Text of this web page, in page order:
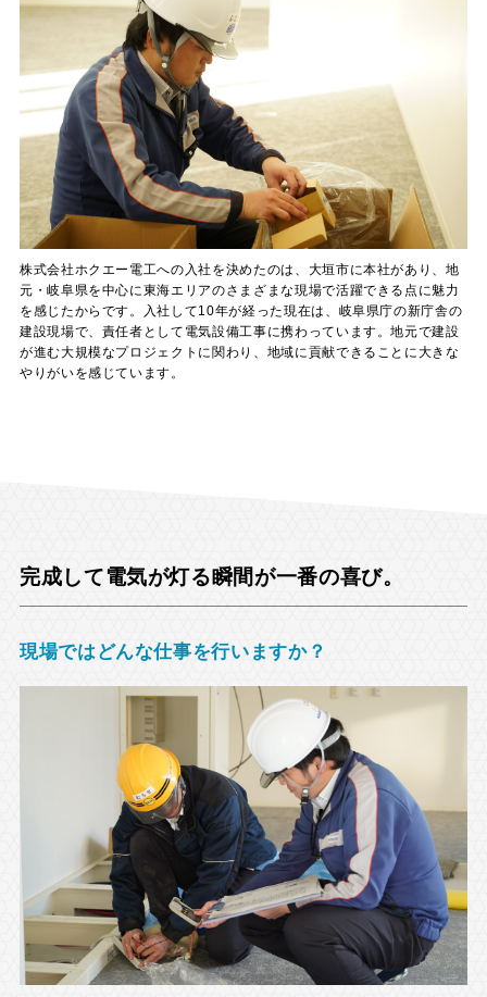
株式会社ホクエー電工への入社を決めたのは、大垣市に本社があり、地
元・岐阜県を中心に東海エリアのさまざまな現場で活躍できる点に魅力
を感じたからです。入社して10年が経った現在は、岐阜県庁の新庁舎の
建設現場で、責任者として電気設備工事に携わっています。地元で建設
が進む大規模なプロジェクトに関わり、地域に貢献できることに大きな
やりがいを感じています。
完成して電気が灯る瞬間が一番の喜び。
現場ではどんな仕事を行いますか？